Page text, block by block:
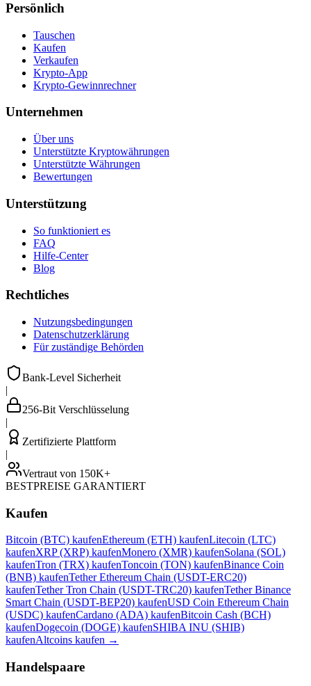
Persönlich
Tauschen
Kaufen
Verkaufen
Krypto-App
Krypto-Gewinnrechner
Unternehmen
Über uns
Unterstützte Kryptowährungen
Unterstützte Währungen
Bewertungen
Unterstützung
So funktioniert es
FAQ
Hilfe-Center
Blog
Rechtliches
Nutzungsbedingungen
Datenschutzerklärung
Für zuständige Behörden
Bank-Level Sicherheit
|
256-Bit Verschlüsselung
|
Zertifizierte Plattform
|
Vertraut von 150K+
BESTPREISE GARANTIERT
Kaufen
Bitcoin (BTC) kaufenEthereum (ETH) kaufenLitecoin (LTC)
kaufenXRP (XRP) kaufenMonero (XMR) kaufenSolana (SOL)
kaufenTron (TRX) kaufenToncoin (TON) kaufenBinance Coin
(BNB) kaufenTether Ethereum Chain (USDT-ERC20)
kaufenTether Tron Chain (USDT-TRC20) kaufenTether Binance
Smart Chain (USDT-BEP20) kaufenUSD Coin Ethereum Chain
(USDC) kaufenCardano (ADA) kaufenBitcoin Cash (BCH)
kaufenDogecoin (DOGE) kaufenSHIBA INU (SHIB)
kaufenAltcoins kaufen →
Handelspaare